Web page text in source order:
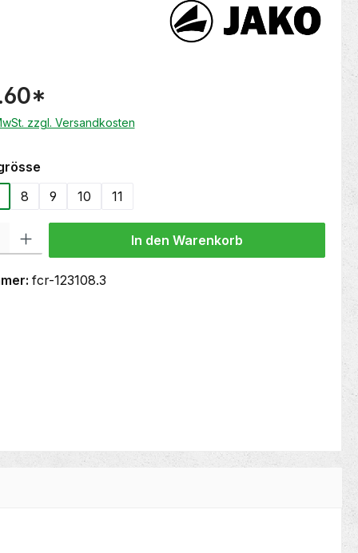
*
zzgl. Versandkosten
auswählen
8 9 10 11
Gib den gewünschten Wert ein oder benutze die Schaltflächen um die
In den Warenkorb
fcr-123108.3